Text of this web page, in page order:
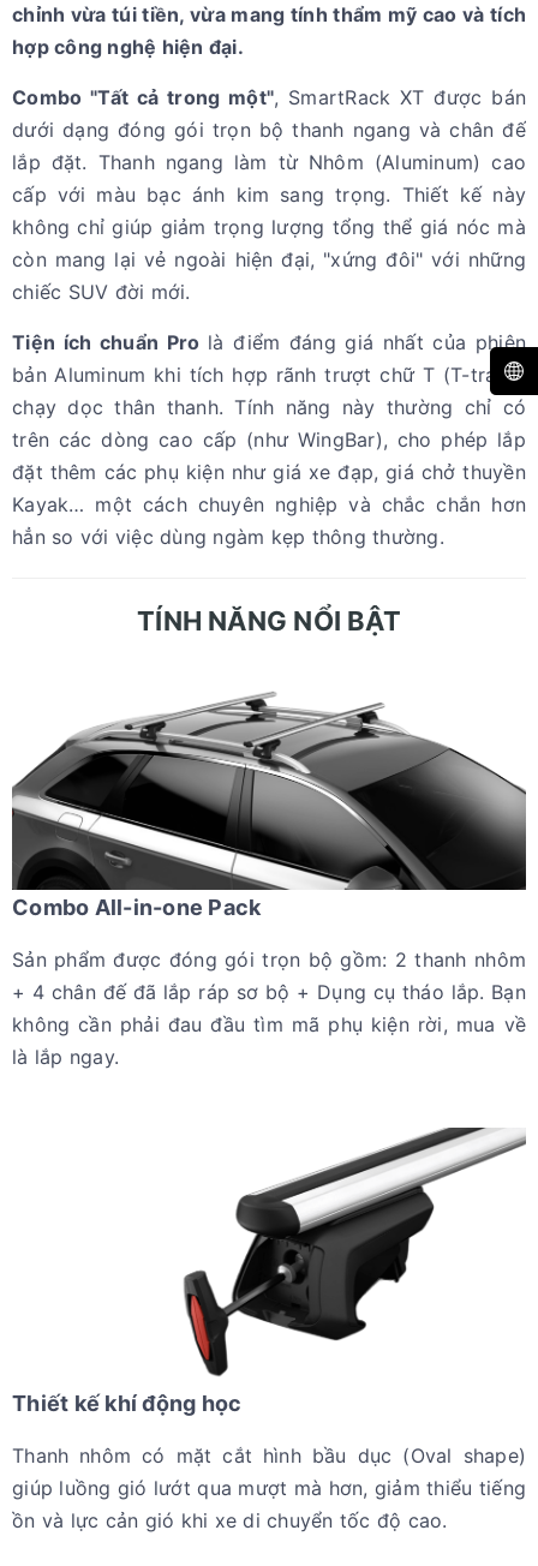
chỉnh vừa túi tiền, vừa mang tính thẩm mỹ cao và tích
hợp công nghệ hiện đại.
Combo "Tất cả trong một", SmartRack XT được bán
dưới dạng đóng gói trọn bộ thanh ngang và chân đế
lắp đặt. Thanh ngang làm từ Nhôm (Aluminum) cao
cấp với màu bạc ánh kim sang trọng. Thiết kế này
không chỉ giúp giảm trọng lượng tổng thể giá nóc mà
còn mang lại vẻ ngoài hiện đại, "xứng đôi" với những
chiếc SUV đời mới.
Tiện ích chuẩn Pro là điểm đáng giá nhất của phiên
bản Aluminum khi tích hợp rãnh trượt chữ T (T-track)
chạy dọc thân thanh. Tính năng này thường chỉ có
trên các dòng cao cấp (như WingBar), cho phép lắp
đặt thêm các phụ kiện như giá xe đạp, giá chở thuyền
Kayak… một cách chuyên nghiệp và chắc chắn hơn
hẳn so với việc dùng ngàm kẹp thông thường.
TÍNH NĂNG NỔI BẬT
Combo All-in-one Pack
Sản phẩm được đóng gói trọn bộ gồm: 2 thanh nhôm
+ 4 chân đế đã lắp ráp sơ bộ + Dụng cụ tháo lắp. Bạn
không cần phải đau đầu tìm mã phụ kiện rời, mua về
là lắp ngay.
Thiết kế khí động học
Thanh nhôm có mặt cắt hình bầu dục (Oval shape)
giúp luồng gió lướt qua mượt mà hơn, giảm thiểu tiếng
ồn và lực cản gió khi xe di chuyển tốc độ cao.